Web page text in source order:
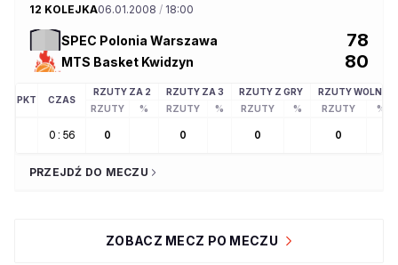
12 KOLEJKA06.01.2008 / 18:00
SPEC Polonia Warszawa 78
MTS Basket Kwidzyn 80
PKT CZAS
RZUTY ZA 2 RZUTY ZA 3 RZUTY Z GRY
RZUTY WOLNE
RZUTY
% RZUTY % RZUTY % RZUTY %
0:56 0 0 0 0
PRZEJDŹ DO MECZU
ZOBACZ MECZ PO MECZU